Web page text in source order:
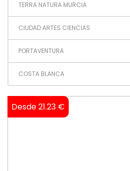
TERRA NATURA MURCIA
CIUDAD ARTES CIENCIAS
PORTAVENTURA
COSTA BLANCA
Desde 21.23 €